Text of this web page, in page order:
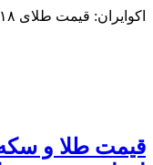
اکوایران: قیمت طلای ۱۸عیار در معاملات امروز افزایشی شد